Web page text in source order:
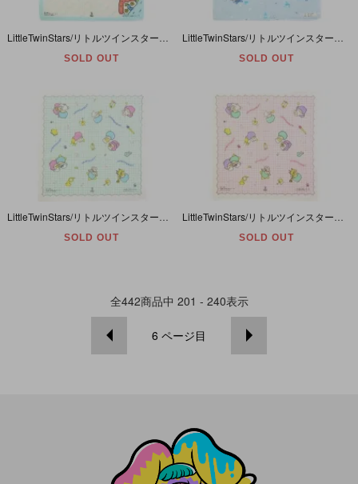
SOLD OUT SOLD OUT
SOLD OUT SOLD OUT
全442商品中 201 - 240表示
6 ページ目